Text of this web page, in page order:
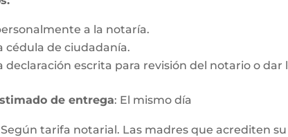
a la notaría.
cédula de ciudadanía.
declaración escrita para revisión del notario o
de entrega: El mismo día
Según tarifa notarial. Las madres que acrediten